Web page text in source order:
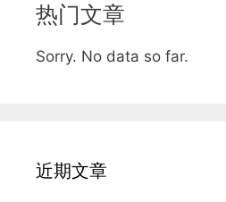
热门文章
Sorry. No data so far.
近期文章